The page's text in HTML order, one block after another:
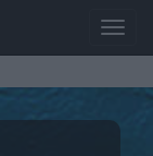
Toggle